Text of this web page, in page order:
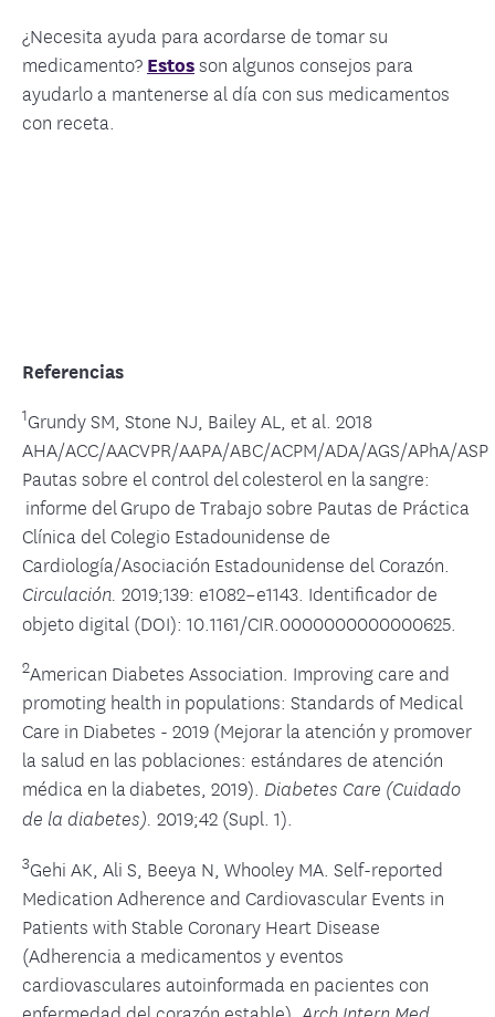
¿Necesita ayuda para acordarse de tomar su
medicamento? Estosson algunos consejos para
ayudarlo a mantenerse al día con sus medicamentos
con receta.
Referencias
1Grundy SM, Stone NJ, Bailey AL, et al. 2018
AHA/ACC/AACVPR/AAPA/ABC/ACPM/ADA/AGS/APhA/
Pautas sobre el control del colesterol en la sangre:
informe del Grupo de Trabajo sobre Pautas de Práctica
Clínica del Colegio Estadounidense de
Cardiología/Asociación Estadounidense del Corazón.
Circulación. 2019;139: e1082–e1143. Identificador de
objeto digital (DOI): 10.1161/CIR.0000000000000625.
2American Diabetes Association. Improving care and
promoting health in populations: Standards of Medical
Care in Diabetes - 2019 (Mejorar la atención y promover
la salud en las poblaciones: estándares de atención
médica en la diabetes, 2019). Diabetes Care (Cuidado
de la diabetes). 2019;42 (Supl. 1).
3Gehi AK, Ali S, Beeya N, Whooley MA. Self-reported
Medication Adherence and Cardiovascular Events in
Patients with Stable Coronary Heart Disease
(Adherencia a medicamentos y eventos
cardiovasculares autoinformada en pacientes con